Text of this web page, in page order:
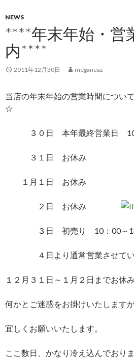
NEWS
****年末年始・営
内****
2011年12月30日 meganeaz
当店の年末年始の営業時間につい
☆
３０日 本年最終営業日 10
３１日 お休み
１月１日 お休み
２日 お休み
３日 初売り 10：00～18
４日より通常営業させてい
１２月３１日～１月２日までお休
何かとご迷惑をお掛けいたしますが
宜しくお願いいたします。
ここ数日、かなり冷え込んでおり